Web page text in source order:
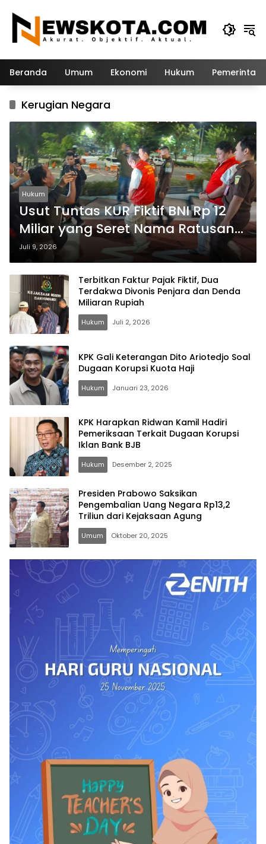
konten
Beranda Umum Ekonomi Hukum
Kerugian Negara
Hukum
Usut Tuntas KUR Fiktif BNI Rp 12
Miliar yang Seret Nama Ratusan
Petani Jember
Juli 9, 2026
Terbitkan Faktur Pajak Fiktif, Dua
Terdakwa Divonis Penjara dan Denda
Miliaran Rupiah
Hukum Juli 2, 2026
KPK Gali Keterangan Dito Ariotedjo Soal
Dugaan Korupsi Kuota Haji
Hukum Januari 23, 2026
KPK Harapkan Ridwan Kamil Hadiri
Pemeriksaan Terkait Dugaan Korupsi
Iklan Bank BJB
Hukum Desember 2, 2025
Presiden Prabowo Saksikan
Pengembalian Uang Negara Rp13,2
Triliun dari Kejaksaan Agung
Umum Oktober 20, 2025